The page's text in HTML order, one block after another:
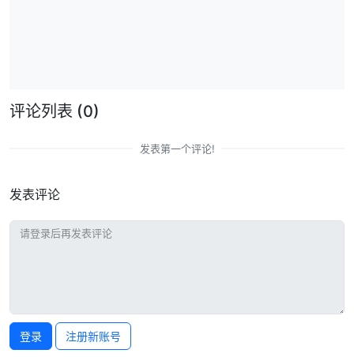
评论列表 (0)
发表第一个评论!
发表评论
登录 注册新账号